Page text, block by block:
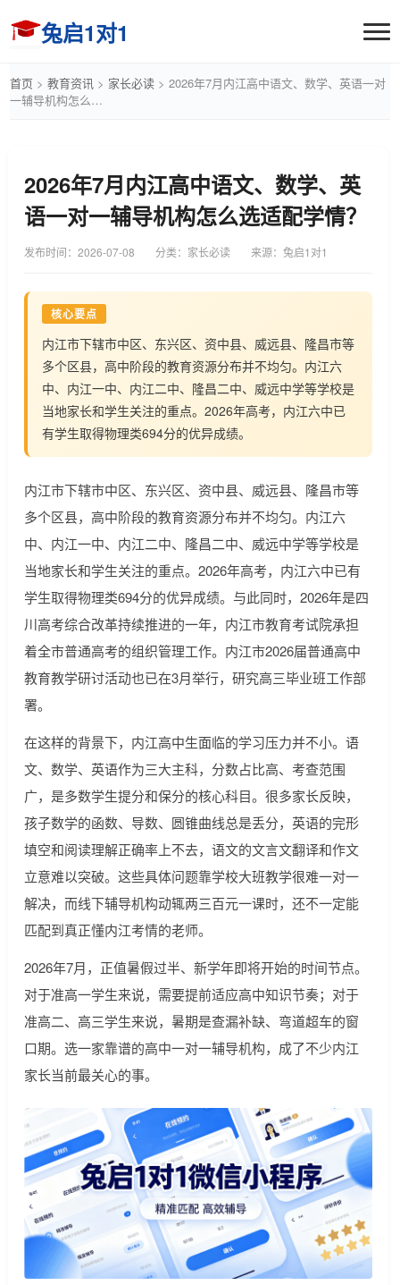
兔启1对1
首页 > 教育资讯 > 家长必读 > 2026年7月内江高中语文、数学、英语一对
一辅导机构怎么…
2026年7月内江高中语文、数学、英
语一对一辅导机构怎么选适配学情？
发布时间： 2026-07-08 分类：家长必读 来源：兔启1对1
核心要点
内江市下辖市中区、东兴区、资中县、威远县、隆昌市等
多个区县，高中阶段的教育资源分布并不均匀。内江六
中、内江一中、内江二中、隆昌二中、威远中学等学校是
当地家长和学生关注的重点。2026年高考，内江六中已
有学生取得物理类694分的优异成绩。
内江市下辖市中区、东兴区、资中县、威远县、隆昌市等
多个区县，高中阶段的教育资源分布并不均匀。内江六
中、内江一中、内江二中、隆昌二中、威远中学等学校是
当地家长和学生关注的重点。2026年高考，内江六中已有
学生取得物理类694分的优异成绩。与此同时，2026年是四
川高考综合改革持续推进的一年，内江市教育考试院承担
着全市普通高考的组织管理工作。内江市2026届普通高中
教育教学研讨活动也已在3月举行，研究高三毕业班工作部
署。
在这样的背景下，内江高中生面临的学习压力并不小。语
文、数学、英语作为三大主科，分数占比高、考查范围
广，是多数学生提分和保分的核心科目。很多家长反映，
孩子数学的函数、导数、圆锥曲线总是丢分，英语的完形
填空和阅读理解正确率上不去，语文的文言文翻译和作文
立意难以突破。这些具体问题靠学校大班教学很难一对一
解决，而线下辅导机构动辄两三百元一课时，还不一定能
匹配到真正懂内江考情的老师。
2026年7月，正值暑假过半、新学年即将开始的时间节点。
对于准高一学生来说，需要提前适应高中知识节奏；对于
准高二、高三学生来说，暑期是查漏补缺、弯道超车的窗
口期。选一家靠谱的高中一对一辅导机构，成了不少内江
家长当前最关心的事。